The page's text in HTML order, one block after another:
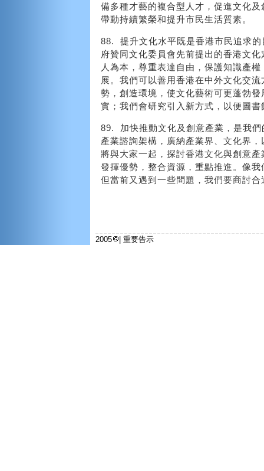
備多種才藝的複合型人才，促進文化
帶動持續繁榮和提升市民生活質素。
88. 提升文化水平既是香港市民追求
府贊同文化委員會先前提出的香港文
人為本，尊重表達自由，保護知識產
展。我們可以善用香港在中外文化交
勢，創造環境，使文化藝術可更蓬勃
實；我們會研究引入新方式，以便圖
89. 加快推動文化及創意產業，是我
產業諮詢架構，廣納產業界、文化界
將與大家一起，探討香港文化與創意
發揮優勢，整合資源，重點推進。像
但當前又遇到一些問題，我們要商討
2005 重要告示